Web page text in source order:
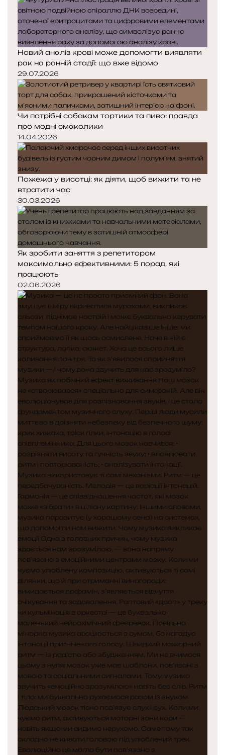
Новий аналіз крові може допомогти виявляти
рак на ранній стадії: що вже відомо
29.07.2026
Чи потрібні собакам тортики та пиво: правда
про модні смаколики
14.04.2026
Пожежа у висотці: як діяти, щоб вижити та не
втратити час
30.03.2026
Як зробити заняття з репетитором
максимально ефективними: 5 порад, які
працюють
02.06.2026